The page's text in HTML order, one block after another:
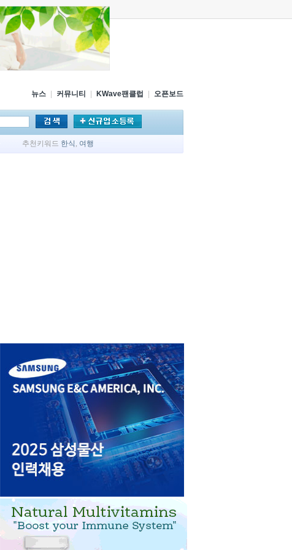
뉴스 커뮤니티 KWave팬클럽 오픈보드
추천키워드 한식 , 여행